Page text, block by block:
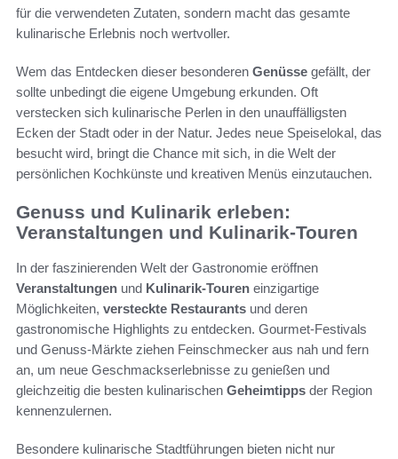
für die verwendeten Zutaten, sondern macht das gesamte
kulinarische Erlebnis noch wertvoller.
Wem das Entdecken dieser besonderen Genüsse gefällt, der
sollte unbedingt die eigene Umgebung erkunden. Oft
verstecken sich kulinarische Perlen in den unauffälligsten
Ecken der Stadt oder in der Natur. Jedes neue Speiselokal, das
besucht wird, bringt die Chance mit sich, in die Welt der
persönlichen Kochkünste und kreativen Menüs einzutauchen.
Genuss und Kulinarik erleben:
Veranstaltungen und Kulinarik-Touren
In der faszinierenden Welt der Gastronomie eröffnen
Veranstaltungen und Kulinarik-Touren einzigartige
Möglichkeiten, versteckte Restaurants und deren
gastronomische Highlights zu entdecken. Gourmet-Festivals
und Genuss-Märkte ziehen Feinschmecker aus nah und fern
an, um neue Geschmackserlebnisse zu genießen und
gleichzeitig die besten kulinarischen Geheimtipps der Region
kennenzulernen.
Besondere kulinarische Stadtführungen bieten nicht nur